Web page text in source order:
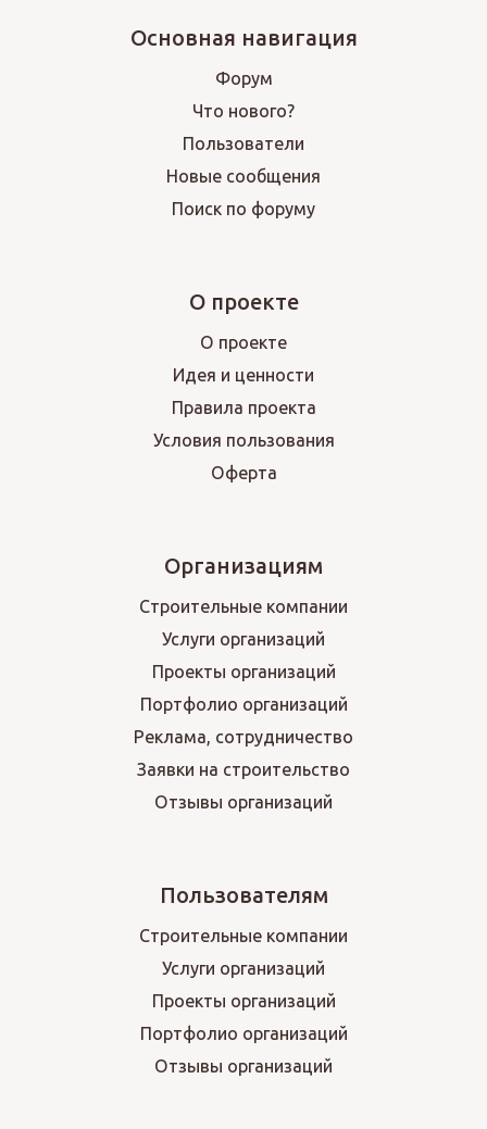
Основная навигация
Форум
Что нового?
Пользователи
Новые сообщения
Поиск по форуму
О проекте
О проекте
Идея и ценности
Правила проекта
Условия пользования
Оферта
Организациям
Строительные компании
Услуги организаций
Проекты организаций
Портфолио организаций
Реклама, сотрудничество
Заявки на строительство
Отзывы организаций
Пользователям
Строительные компании
Услуги организаций
Проекты организаций
Портфолио организаций
Отзывы организаций